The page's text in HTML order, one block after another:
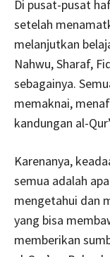
Di pusat-pusat
setelah
melanjutkan
Nahwu, Sharaf,
sebagainya.
memaknai,
kandungan al-
Karenanya,
semua adalah
mengetahui dan
yang bisa
memberikan